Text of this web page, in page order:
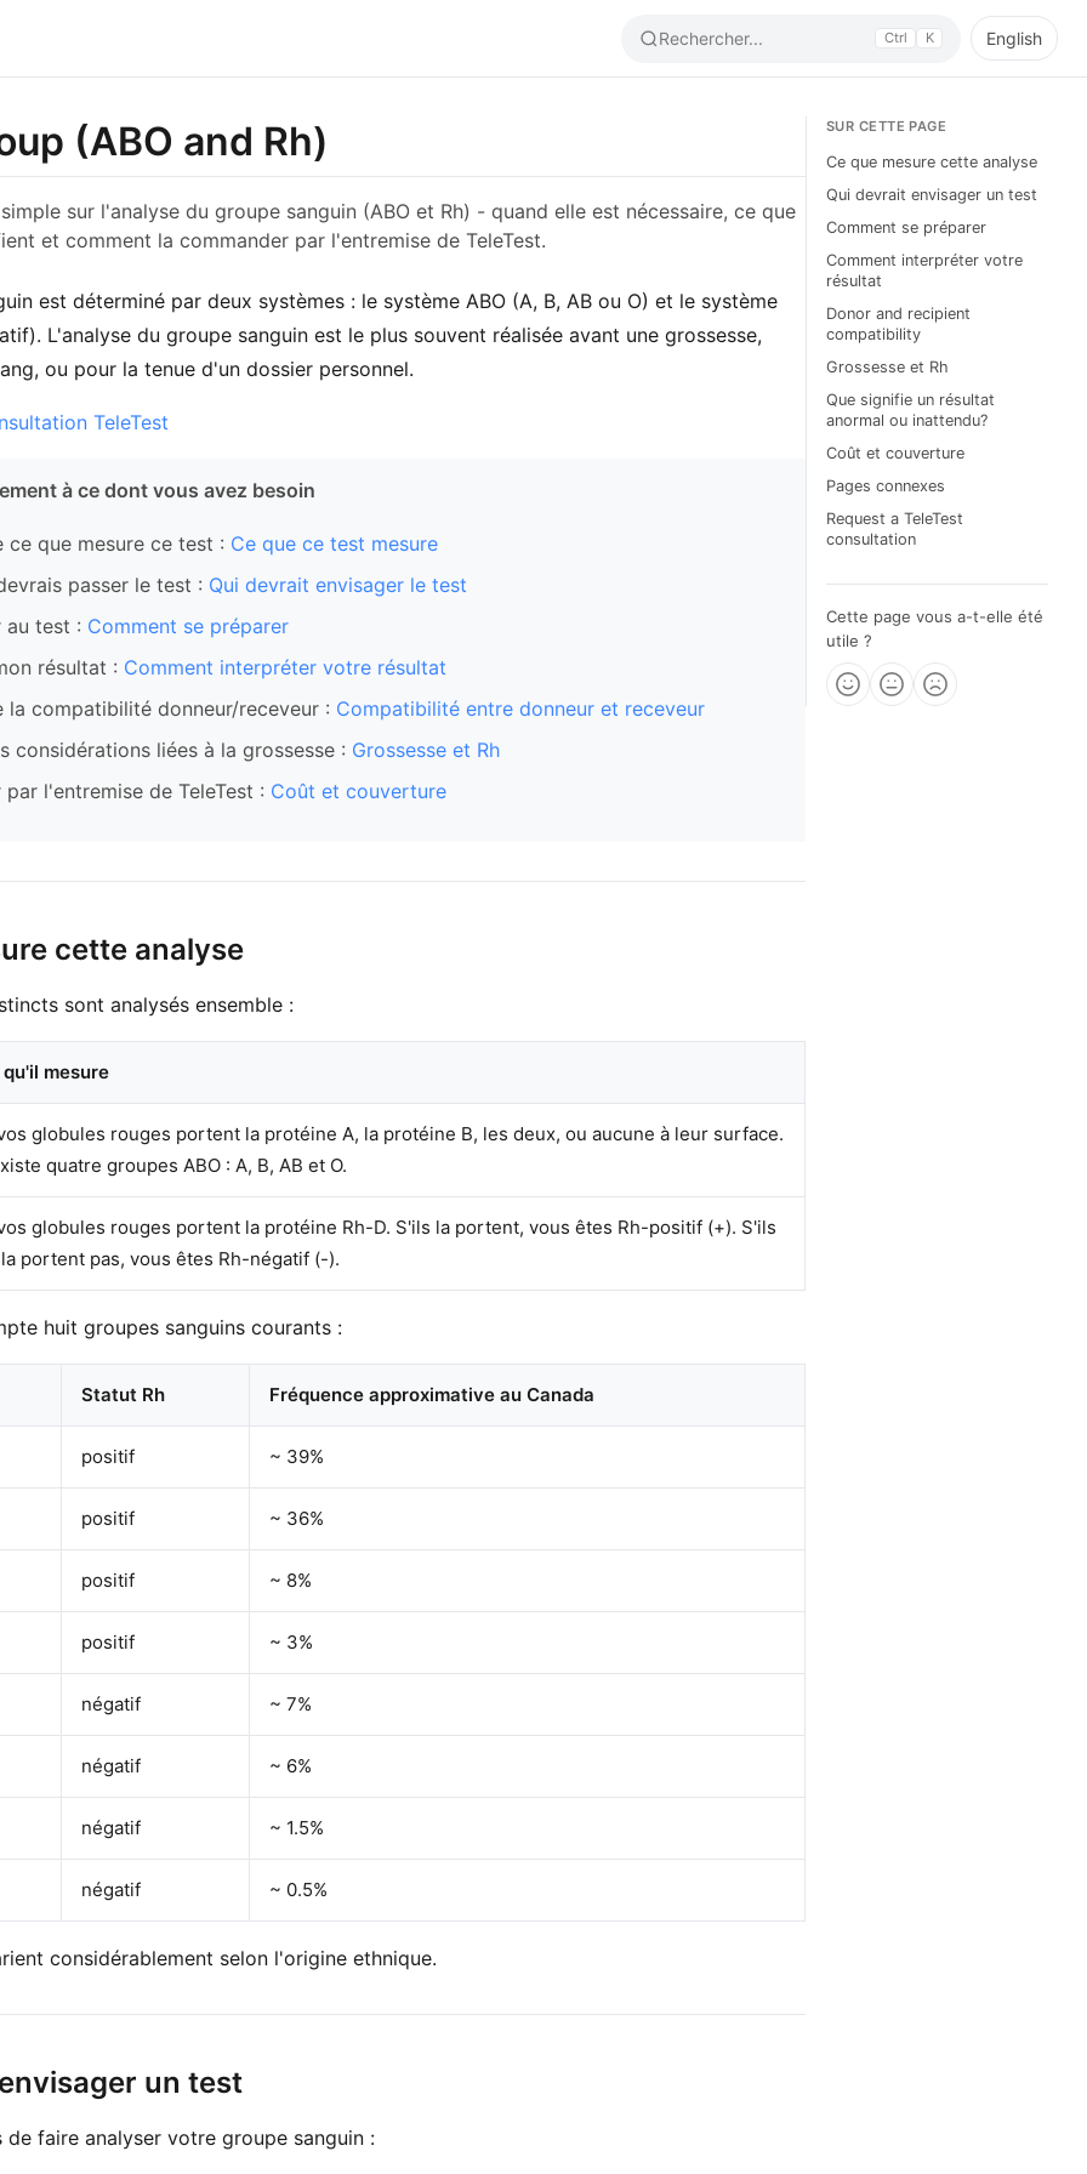
Rechercher... Ctrl K English
(ABO and Rh)
sur l'analyse du groupe sanguin (ABO et Rh) - quand elle est nécessaire, ce que
et comment la commander par l'entremise de TeleTest.
est déterminé par deux systèmes : le système ABO (A, B, AB ou O) et le système
L'analyse du groupe sanguin est le plus souvent réalisée avant une grossesse,
ou pour la tenue d'un dossier personnel.
TeleTest
à ce dont vous avez besoin
ce que mesure ce test : Ce que ce test mesure
passer le test : Qui devrait envisager le test
au test : Comment se préparer
résultat : Comment interpréter votre résultat
la compatibilité donneur/receveur : Compatibilité entre donneur et receveur
considérations liées à la grossesse : Grossesse et Rh
l'entremise de TeleTest : Coût et couverture
cette analyse
sont analysés ensemble :
qu'il mesure
globules rouges portent la protéine A, la protéine B, les deux, ou aucune à leur surface.
quatre groupes ABO : A, B, AB et O.
globules rouges portent la protéine Rh-D. S'ils la portent, vous êtes Rh-positif (+). S'ils
portent pas, vous êtes Rh-négatif (-).
huit groupes sanguins courants :
Statut Rh Fréquence approximative au Canada
positif ~ 39%
positif ~ 36%
positif ~ 8%
positif ~ 3%
négatif ~ 7%
négatif ~ 6%
négatif ~ 1.5%
négatif ~ 0.5%
considérablement selon l'origine ethnique.
un test
de faire analyser votre groupe sanguin :
SUR CETTE PAGE
Ce que mesure cette analyse
Qui devrait envisager un test
Comment se préparer
Comment interpréter votre
résultat
Donor and recipient
compatibility
Grossesse et Rh
Que signifie un résultat
anormal ou inattendu?
Coût et couverture
Pages connexes
Request a TeleTest
consultation
Cette page vous a-t-elle été
utile ?